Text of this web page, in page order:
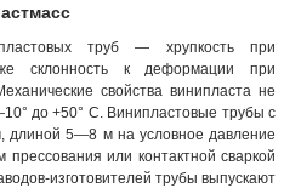
труб — хрупкость при
склонность к деформации при
свойства винипласта не
до +50° С. Винипластовые трубы с
длиной 5—8 м на условное давление
прессования или контактной сваркой
изготовителей трубы выпускают